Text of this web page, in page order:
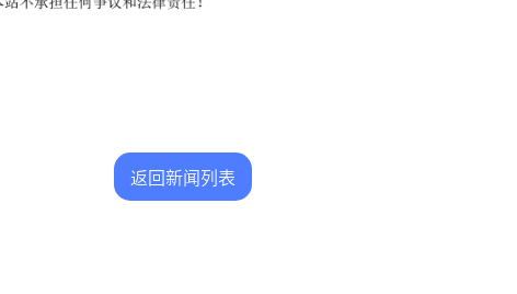
返回新闻列表